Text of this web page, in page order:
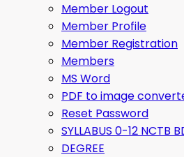
Member Logout
Member Profile
Member Registration
Members
MS Word
PDF to image
Reset Password
SYLLABUS 0-12 NCTB
DEGREE